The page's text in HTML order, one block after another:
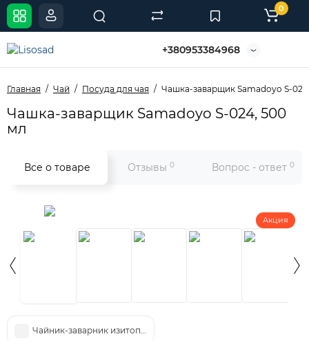
+380953384968
0
Главная Чай Посуда для чая Чашка-заварщик Samadoyo S-
Чашка-заварщик Samadoyo S-024, 500
мл
Все о товаре Отзывы 0 Вопрос - ответ 0
Акция
Чайник-заварник изитоп Sama Doyo B-02, 600 мл